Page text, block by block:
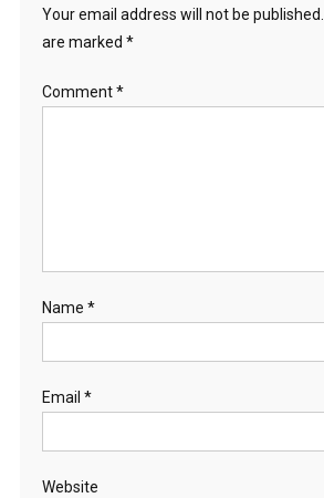
Your email address will not be published.
are marked *
Comment*
Name *
Email *
Website